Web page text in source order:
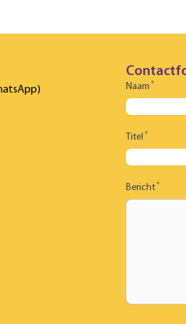
Naam *
Titel *
Bericht*